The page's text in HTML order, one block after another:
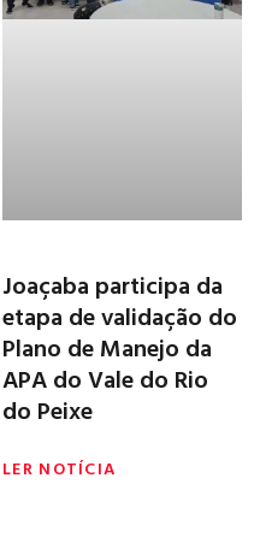
Joaçaba participa da
etapa de validação do
Plano de Manejo da
APA do Vale do Rio
do Peixe
LER NOTÍCIA